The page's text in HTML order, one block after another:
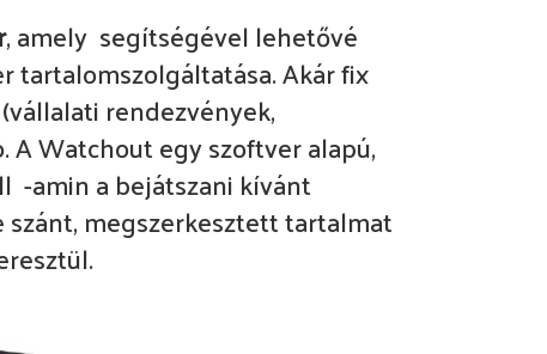
, amely segítségével lehetővé
Akár fix
rendezvények,
A Watchout egy szoftver alapú,
-amin a bejátszani kívánt
megszerkesztett tartalmat